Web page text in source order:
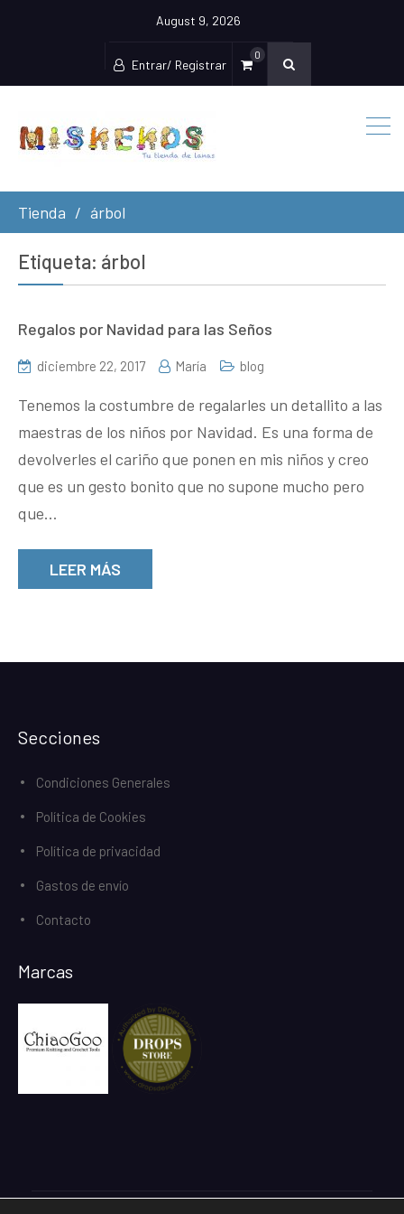
August 9, 2026
Entrar/ Registrar
0
Tienda árbol
Etiqueta: árbol
Regalos por Navidad para las Seños
diciembre 22, 2017 María blog
Tenemos la costumbre de regalarles un detallito a las
maestras de los niños por Navidad. Es una forma de
devolverles el cariño que ponen en mis niños y creo
que es un gesto bonito que no supone mucho pero
que…
LEER MÁS
Secciones
Condiciones Generales
Política de Cookies
Política de privacidad
Gastos de envío
Contacto
Marcas